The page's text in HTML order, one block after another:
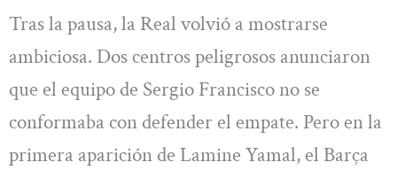
Tras la pausa, la Real volvió a mostrarse
ambiciosa. Dos centros peligrosos anunciaron
que el equipo de Sergio Francisco no se
conformaba con defender el empate. Pero en la
primera aparición de Lamine Yamal, el Barça